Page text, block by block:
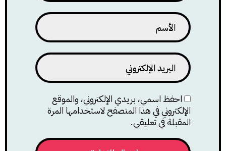
احفظ اسمي، بريدي الإلكتروني، والموقع
الإلكتروني في هذا المتصفح لاستخدامها المرة
المقبلة في تعليقي.